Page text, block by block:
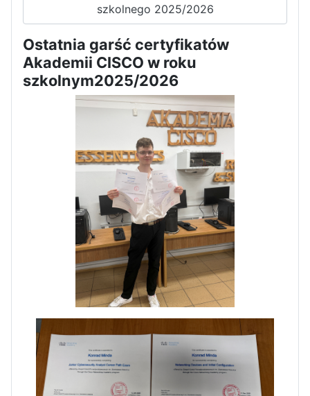
Dni Otwarte w „Staszicu” za
Informatycy zapraszają do
Staszica w Iłży!
szkolnego 2025/2026
Ostatnia garść certyfikatów
Akademii CISCO w roku
szkolnym2025/2026